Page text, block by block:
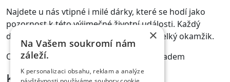
Najdete u nás vtipné i milé dárky, které se hodí jako
pozornost k této výjimečné životní události. Každý
dárek může být malou vzpomínkou na velký okamžik.
Oslavte příchod miminka stylově a s nápadem
Kontakt
×
Na Vašem soukromí nám
záleží.
K personalizaci obsahu, reklam a analýze